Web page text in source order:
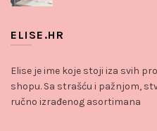
ELISE.HR
Elise je ime koje stoji iza svih
shopu. Sa strašću i pažnjom,
ručno izrađenog asortimana